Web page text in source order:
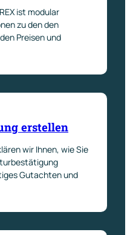
ist modular
zu den den
Preisen und
erstellen
wir Ihnen, wie Sie
Gutachten und